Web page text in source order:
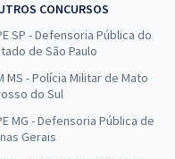
CONCURSOS
SP - Defensoria Pública do
de São Paulo
MS - Polícia Militar de Mato
do Sul
MG - Defensoria Pública de
Gerais